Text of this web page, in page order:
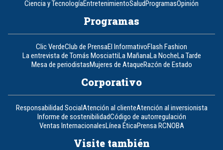
Ciencia y TecnologíaEntretenimientoSaludProgramasOpinión
Programas
Clic VerdeClub de PrensaEl InformativoFlash Fashion
La entrevista de Tomás MosciattiLa MañanaLa NocheLa Tarde
Mesa de periodistasMujeres de AtaqueRazón de Estado
Corporativo
Responsabilidad SocialAtención al clienteAtención al inversionista
Informe de sostenibilidadCódigo de autorregulación
Ventas InternacionalesLínea ÉticaPrensa RCNOBA
Visite también